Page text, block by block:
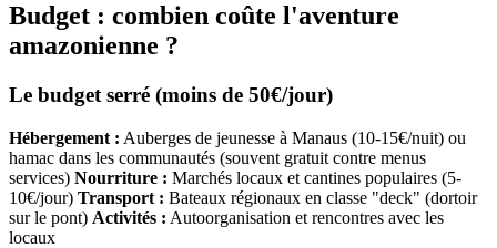
Budget : combien coûte l'aventure
amazonienne ?
Le budget serré (moins de 50€/jour)
Hébergement : Auberges de jeunesse à Manaus (10-15€/nuit) ou
hamac dans les communautés (souvent gratuit contre menus
services) Nourriture : Marchés locaux et cantines populaires (5-
10€/jour) Transport : Bateaux régionaux en classe "deck" (dortoir
sur le pont) Activités : Autoorganisation et rencontres avec les
locaux